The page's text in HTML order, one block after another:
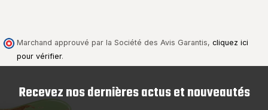
Marchand approuvé par la Société des Avis Garantis, cliquez ici
pour vérifier.
Recevez nos dernières actus et nouveautés